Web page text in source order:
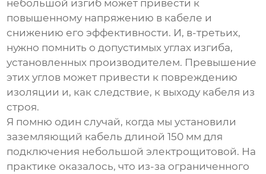
небольшой изгиб может привести к
повышенному напряжению в кабеле и
снижению его эффективности. И, в-третьих,
нужно помнить о допустимых углах изгиба,
установленных производителем. Превышение
этих углов может привести к повреждению
изоляции и, как следствие, к выходу кабеля из
строя.
Я помню один случай, когда мы установили
заземляющий кабель длиной 150 мм для
подключения небольшой электрощитовой. На
практике оказалось, что из-за ограниченного